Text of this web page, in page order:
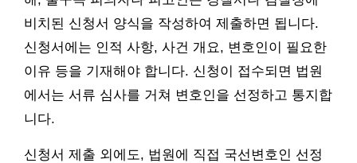
비치된 신청서 양식을 작성하여 제출하면 됩니다.
신청서에는 인적 사항, 사건 개요, 변호인이 필요한
이유 등을 기재해야 합니다. 신청이 접수되면 법원
에서는 서류 심사를 거쳐 변호인을 선정하고 통지합
니다.
신청서 제출 외에도, 법원에 직접 국선변호인 선정